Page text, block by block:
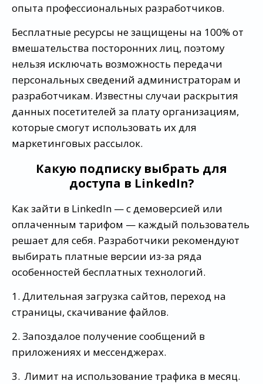
опыта профессиональных разработчиков.
Бесплатные ресурсы не защищены на 100% от
вмешательства посторонних лиц, поэтому
нельзя исключать возможность передачи
персональных сведений администраторам и
разработчикам. Известны случаи раскрытия
данных посетителей за плату организациям,
которые смогут использовать их для
маркетинговых рассылок.
Какую подписку выбрать для
доступа в LinkedIn?
Как зайти в LinkedIn — с демоверсией или
оплаченным тарифом — каждый пользователь
решает для себя. Разработчики рекомендуют
выбирать платные версии из-за ряда
особенностей бесплатных технологий.
1. Длительная загрузка сайтов, переход на
страницы, скачивание файлов.
2. Запоздалое получение сообщений в
приложениях и мессенджерах.
3. Лимит на использование трафика в месяц.